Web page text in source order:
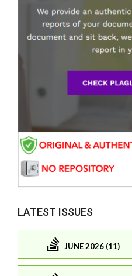
LATEST ISSUES
JUNE 2026 (11)